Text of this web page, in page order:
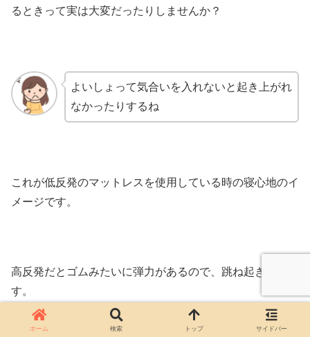
るときって実は大変だったりしませんか？
よいしょって気合いを入れないと起き上がれ
なかったりするね
これが低反発のマットレスを使用している時の寝心地のイ
メージです。
高反発だとゴムみたいに弾力があるので、跳ね起きれま
す。
ゴムのようなは少し言い過ぎかもしれませんが、 反発力が
ホーム 検索 トップ サイドバー